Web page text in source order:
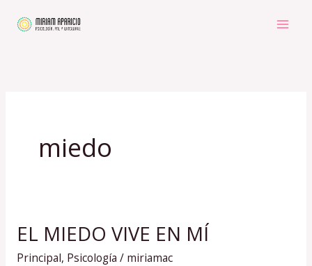
miedo
EL MIEDO VIVE EN MÍ
Principal, Psicología / miriamac
EL
MIEDO